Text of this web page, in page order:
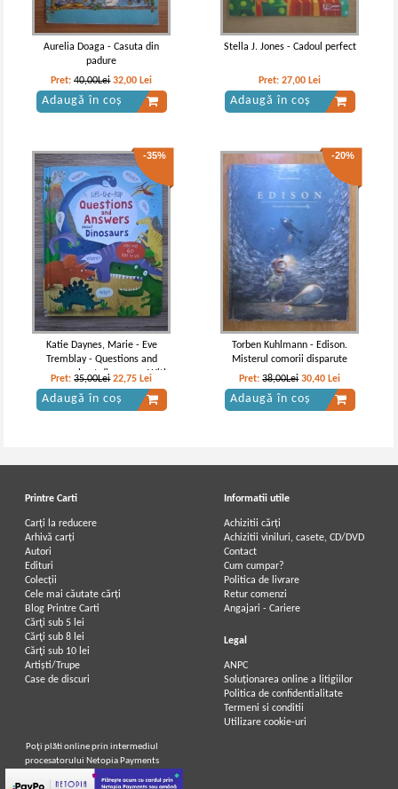
Aurelia Doaga - Casuta din
padure
Pret:40,00Lei 32,00 Lei
Adaugă în coș
Stella J. Jones - Cadoul perfect
Pret:27,00 Lei
Adaugă în coș
-35%
Katie Daynes, Marie - Eve
Tremblay - Questions and
answers about dinosaurs. With
over 60 flaps to lift
Pret:35,00Lei 22,75 Lei
Adaugă în coș
-20%
Torben Kuhlmann - Edison.
Misterul comorii disparute
Pret:38,00Lei 30,40 Lei
Adaugă în coș
Printre Carti
Carți la reducere
Arhivă carți
Autori
Edituri
Colecții
Cele mai căutate cărți
Blog Printre Carti
Cărţi sub 5 lei
Cărţi sub 8 lei
Cărţi sub 10 lei
Artiști/Trupe
Case de discuri
Informatii utile
Achizitii cărți
Achizitii viniluri, casete, CD/DVD
Contact
Cum cumpar?
Politica de livrare
Retur comenzi
Angajari - Cariere
Legal
ANPC
Soluționarea online a litigiilor
Politica de confidentialitate
Termeni si conditii
Utilizare cookie-uri
Poţi plăti online prin intermediul
procesatorului Netopia Payments